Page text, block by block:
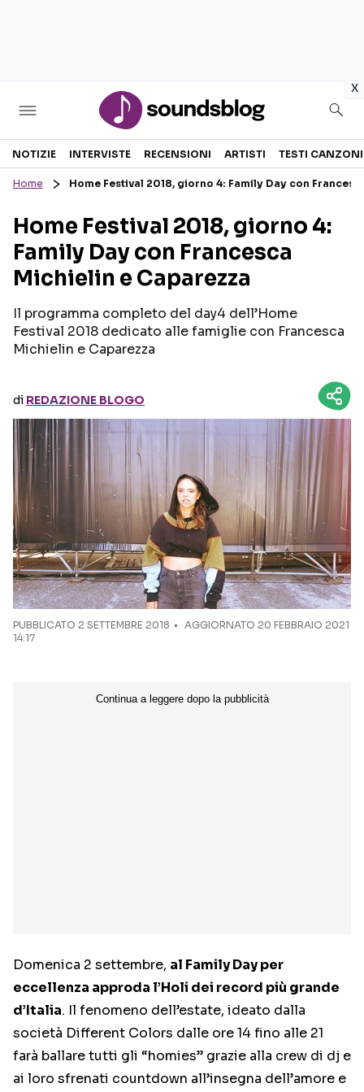
x
Sezioni
RECENSIONI MUSICALI
INTERVISTE
GOSSIP E CURIOSITÀ
TESTI CANZONI
TOUR ED EVENTI
TALENT SHOW
Seguici sui social
NOTIZIE INTERVISTE RECENSIONI ARTISTI TESTI CANZONI
Home Home Festival 2018, giorno 4: Family Day con
Home Festival 2018, giorno 4:
Family Day con Francesca
Michielin e Caparezza
Il programma completo del day4 dell’Home
Festival 2018 dedicato alle famiglie con Francesca
Michielin e Caparezza
di REDAZIONE BLOGO
PUBBLICATO 2 SETTEMBRE 2018
AGGIORNATO 20 FEBBRAIO 2021
14:17
Domenica 2 settembre, al Family Day per
eccellenza approda l’Holi dei record più grande
d’Italia. Il fenomeno dell’estate, ideato dalla
società Different Colors dalle ore 14 fino alle 21
farà ballare tutti gli “homies” grazie alla crew di dj e
ai loro sfrenati countdown all’insegna dell’amore e